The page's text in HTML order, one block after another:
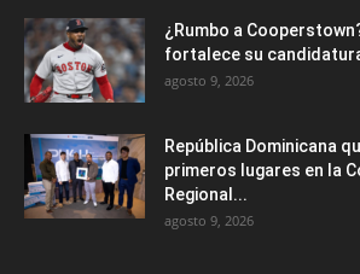
¿Rumbo a
fortalece su
agosto 9, 2026
República Dominicana
primeros lugares en la
Regional...
agosto 9, 2026